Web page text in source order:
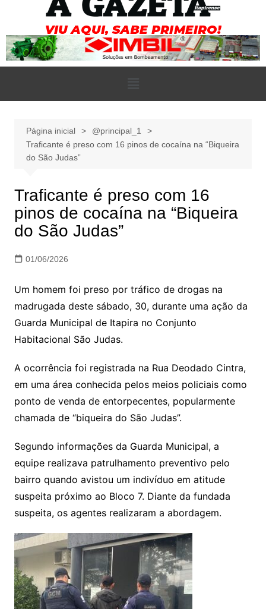
Página inicial
@principal_1
Traficante é preso com 16 pinos de cocaína na “Biqueira
do São Judas”
Traficante é preso com 16
pinos de cocaína na “Biqueira
do São Judas”
01/06/2026
Um homem foi preso por tráfico de drogas na
madrugada deste sábado, 30, durante uma ação da
Guarda Municipal de Itapira no Conjunto
Habitacional São Judas.
A ocorrência foi registrada na Rua Deodado Cintra,
em uma área conhecida pelos meios policiais como
ponto de venda de entorpecentes, popularmente
chamada de “biqueira do São Judas”.
Segundo informações da Guarda Municipal, a
equipe realizava patrulhamento preventivo pelo
bairro quando avistou um indivíduo em atitude
suspeita próximo ao Bloco 7. Diante da fundada
suspeita, os agentes realizaram a abordagem.